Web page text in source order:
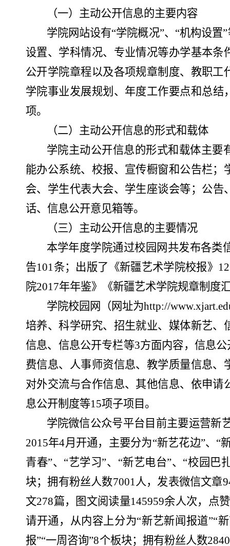
（一）
主动公开信息的主要内容
学院网站设有“学院概况”、 “机构设置
设置、学科情况、专业情况等办学基本条
公开学院章程以及各项规章制度、教职
学院事业发展规划 、 年度工作要点和总结
项。
（二）
主动公开信息的形式和载体
学院主动公开信息的形式和载体主要
能办公系统、校报、宣传橱窗和公告栏；
会、 学生代表大会、 学生座谈会等；公告
话、信息公开意见箱等。
（三）
主动公开信息的主要情况
本学年度学院通过校园网共发布各类
告101条；出版了《新疆艺术学院校报》
院2017年年鉴》 《新疆艺术学院规章制度
学院校园网（网址为http://
培养、科学研究、招生就业、媒体新艺、
信息、信息公开专栏等3方面内容，信息
费信息、人事师资信息、教学质量信息
对外交流与合作信息、其他信息、依申
息公开制度等15项子项目。
学院微信公众号平台目前主要运营新
2015年4月开通， 主要分为“新艺花边”、“
青春”、“艺学习”、“新艺电台”、“校园巴
块；拥有粉丝人数7001人，发表微信文章
文278篇， 图文阅读量145959余人次，点
请开通，从内容上分为“新艺新闻报道”“
报”“一周咨询”8个板块； 拥有粉丝人数